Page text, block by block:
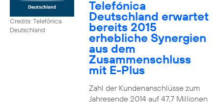
Credits: Telefónica
Deutschland
Telefónica
Deutschland erwartet
bereits 2015
erhebliche Synergien
aus dem
Zusammenschluss
mit E-Plus
Zahl der Kundenanschlüsse zum
Jahresende 2014 auf 47,7 Millionen